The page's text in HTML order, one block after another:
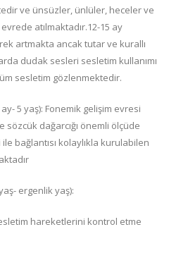
ve ünsüzler, ünlüler, heceler ve
atılmaktadır.12-15 ay
artmakta ancak tutar ve kurallı
dudak sesleri sesletim kullanımı
sesletim gözlenmektedir.
5 yaş): Fonemik gelişim evresi
dağarcığı önemli ölçüde
bağlantısı kolaylıkla kurulabilen
ergenlik yaş):
hareketlerini kontrol etme